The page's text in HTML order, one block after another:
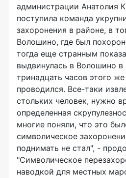
администрации Анатолия
поступила команда
захоронения в районе, в
Волошино, где был
тогда еще странным
выдвинулась в Волошино в
тринадцать часов этого
проводился. Все-таки
стольких человек, нужно
определенная
многие поняли, что это
символическое
поднимать не стал", -
"Символическое
наводкой для местных